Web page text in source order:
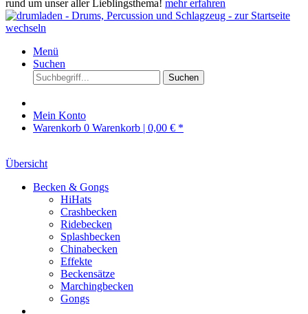
rund um unser aller Lieblingsthema! mehr erfahren
Menü
Suchen
Suchen
Mein Konto
Warenkorb 0 Warenkorb | 0,00 € *
Übersicht
Becken & Gongs
HiHats
Crashbecken
Ridebecken
Splashbecken
Chinabecken
Effekte
Beckensätze
Marchingbecken
Gongs